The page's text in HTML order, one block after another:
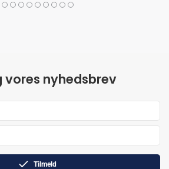
vores nyhedsbrev
Tilmeld